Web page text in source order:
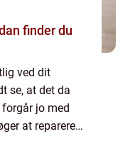
finder du
ved dit
se, at det da
forgår jo med
at reparere